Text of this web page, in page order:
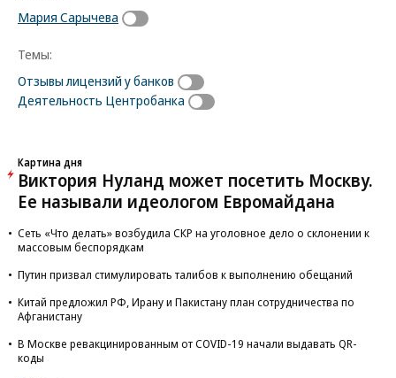
Мария Сарычева
Темы:
Отзывы лицензий у банков
Деятельность Центробанка
Картина дня
Виктория Нуланд может посетить Москву.
Ее называли идеологом Евромайдана
Сеть «Что делать» возбудила СКР на уголовное дело о склонении к
массовым беспорядкам
Путин призвал стимулировать талибов к выполнению обещаний
Китай предложил РФ, Ирану и Пакистану план сотрудничества по
Афганистану
В Москве ревакцинированным от COVID-19 начали выдавать QR-
коды